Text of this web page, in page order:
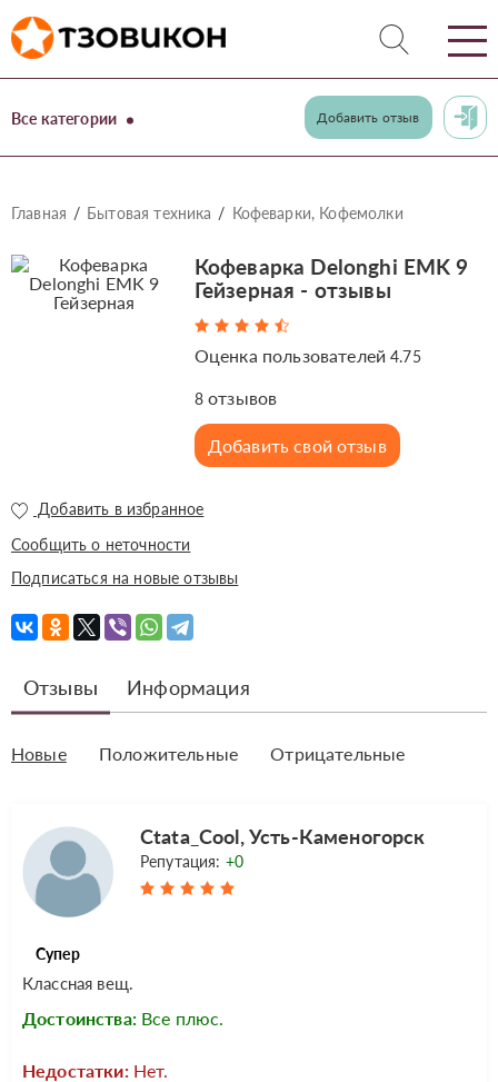
Все категории Добавить отзыв
Главная Бытовая техника Кофеварки, Кофемолки
Кофеварка Delonghi EMK 9
Гейзерная - отзывы
Оценка пользователей4.75
8отзывов
Добавить свой отзыв
Добавить в избранное
Сообщить о неточности
Подписаться на новые отзывы
Отзывы Информация
Новые Положительные Отрицательные
Ctata_Cool, Усть-Каменогорск
Репутация: +0
Супер
Классная вещ.
Достоинства: Все плюс.
Недостатки: Нет.